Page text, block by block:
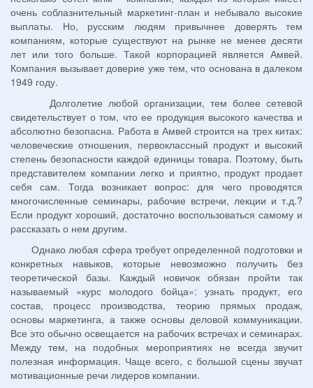
очень соблазнительный маркетинг-план и небывало высокие
выплаты. Но, русским людям привычнее доверять тем
компаниям, которые существуют на рынке не менее десяти
лет или того больше. Такой корпорацией является Амвей.
Компания вызывает доверие уже тем, что основана в далеком
1949 году.
Долголетие любой организации, тем более сетевой
свидетельствует о том, что ее продукция высокого качества и
абсолютно безопасна. Работа в Амвей строится на трех китах:
человеческие отношения, первоклассный продукт и высокий
степень безопасности каждой единицы товара. Поэтому, быть
представителем компании легко и приятно, продукт продает
себя сам. Тогда возникает вопрос: для чего проводятся
многочисленные семинары, рабочие встречи, лекции и т.д.?
Если продукт хороший, достаточно воспользоваться самому и
рассказать о нем другим.
Однако любая сфера требует определенной подготовки и
конкретных навыков, которые невозможно получить без
теоретической базы. Каждый новичок обязан пройти так
называемый «курс молодого бойца»: узнать продукт, его
состав, процесс производства, теорию прямых продаж,
основы маркетинга, а также основы деловой коммуникации.
Все это обычно освещается на рабочих встречах и семинарах.
Между тем, на подобных мероприятиях не всегда звучит
полезная информация. Чаще всего, с большой сцены звучат
мотивационные речи лидеров компании.